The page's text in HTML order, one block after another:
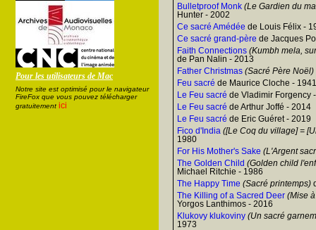
Pour les utilisateurs de Mac
Notre site est optimisé pour le navigateur
FireFox que vous pouvez télécharger
gratuitement ici
Bulletproof Monk (Le Gardien du
Hunter - 2002
Ce sacré Amédée de Louis Félix -
Ce sacré grand-père de Jacques
Faith Connections (Kumbh mela,
de Pan Nalin - 2013
Father Christmas (Sacré Père Noël)
Feu sacré de Maurice Cloche - 1941
Le Feu sacré de Vladimir Forgency
Le Feu sacré de Arthur Joffé - 2014
Le Feu sacré de Eric Guéret - 2019
Fico d'India ([Le Coq du village] =
1980
For His Mother's Sake (L'Argent
The Golden Child (Golden child
Michael Ritchie - 1986
The Happy Time (Sacré printemps)
The Killing of a Sacred Deer (Mise
Yorgos Lanthimos - 2016
Klukovy klukoviny (Un sacré
1973